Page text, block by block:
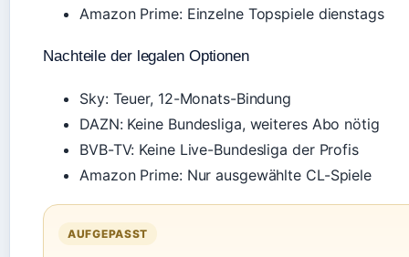
Amazon Prime: Einzelne Topspiele dienstags
Nachteile der legalen Optionen
Sky: Teuer, 12-Monats-Bindung
DAZN: Keine Bundesliga, weiteres Abo nötig
BVB-TV: Keine Live-Bundesliga der Profis
Amazon Prime: Nur ausgewählte CL-Spiele
AUFGEPASST